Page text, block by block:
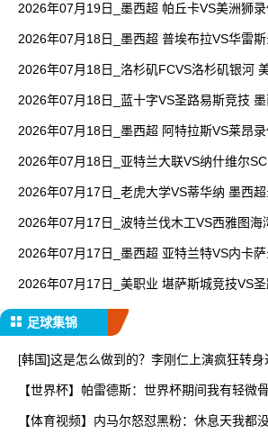
2026年07月19日_墨西超 帕丘卡VS美洲狮录
2026年07月18日_墨西超 普埃布拉VS华雷斯
2026年07月18日_洛杉矶FCVS洛杉矶银河
2026年07月18日_蓝十字VS圣路易斯竞技 墨
2026年07月18日_墨西超 阿特拉斯VS莱昂录
2026年07月18日_亚特兰大联VS纳什维尔SC
2026年07月17日_老虎大学VS蒂华纳 墨西超
2026年07月17日_波特兰伐木工VS西雅图海
2026年07月17日_墨西超 亚特兰特VS内卡萨
2026年07月17日_美职业 堪萨斯城竞技VS圣
足球集锦
[韩国]这是怎么做到的？李刚仁上演疯狂转身
【世界杯】帕雷德斯：世界杯期间我有轻微
【体育视频】内马尔怒怼黑粉：休息天我都